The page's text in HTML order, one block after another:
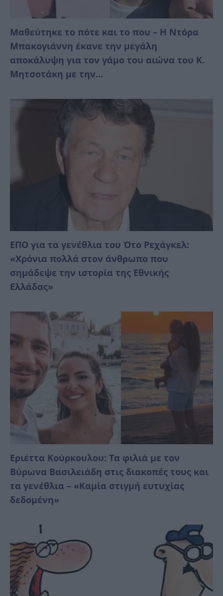
Μαθεύτηκε το πότε και το που – Η Ντόρα
Μπακογιάννη έκανε την μεγάλη
αποκάλυψη για τον γάμο του αιώνα του Κ.
Μητσοτάκη με την...
ΕΠΟ για τα γενέθλια του Ότο Ρεχάγκελ:
«Χρόνια πολλά στον άνθρωπο που
σημάδεψε την ιστορία της Εθνικής
Ελλάδας»
Εριέττα Κούρκουλου: Τα φιλιά με τον
Βύρωνα Βασιλειάδη στις διακοπές τους και
τα γενέθλια – «Καμία στιγμή ευτυχίας
δεδομένη»